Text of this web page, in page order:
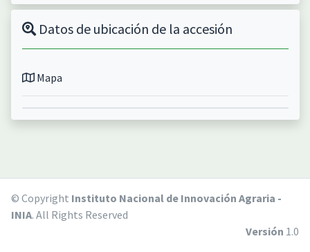
Datos de ubicación de la accesión
Mapa
© Copyright Instituto Nacional de Innovación Agraria -
INIA. All Rights Reserved
Versión 1.0